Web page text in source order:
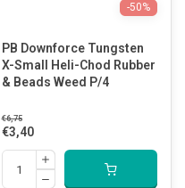
-50%
PB Downforce Tungsten
X-Small Heli-Chod Rubber
& Beads Weed P/4
€6,75
€3,40